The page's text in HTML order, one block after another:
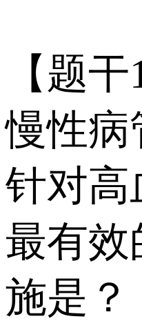
【题
慢性病
针对高
最有效
施是？